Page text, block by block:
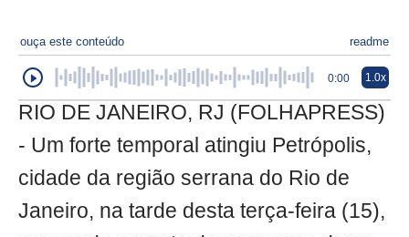
ouça este conteúdo readme
0:00 1.0x
RIO DE JANEIRO, RJ (FOLHAPRESS)
- Um forte temporal atingiu Petrópolis,
cidade da região serrana do Rio de
Janeiro, na tarde desta terça-feira (15),